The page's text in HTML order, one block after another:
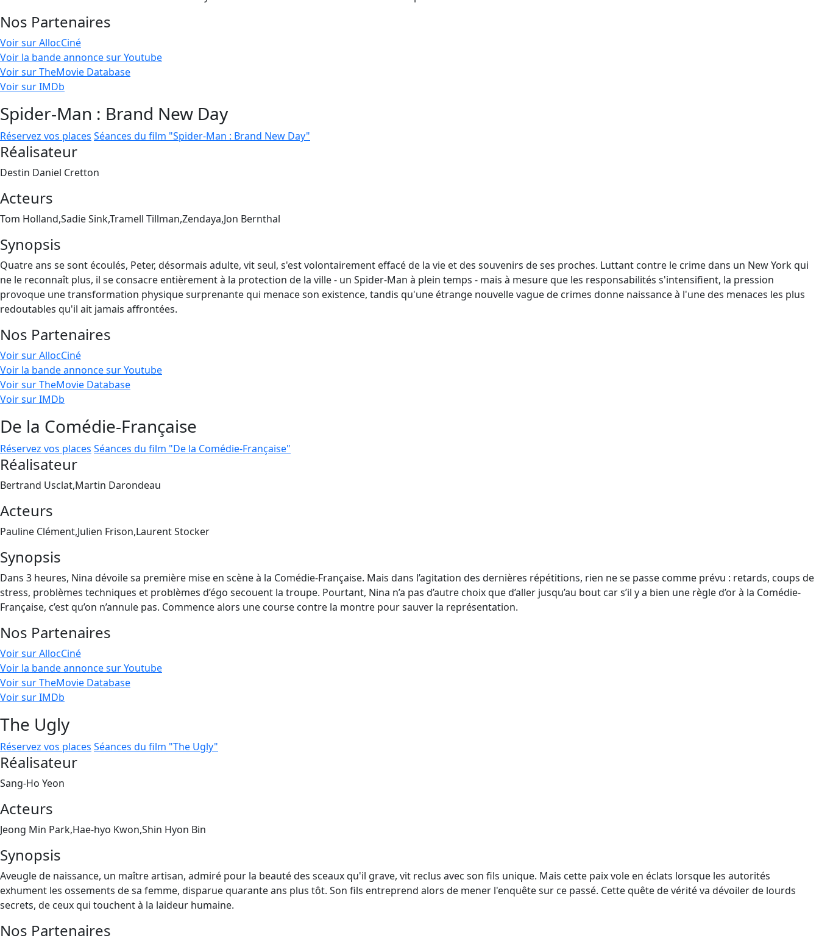
Nos Partenaires
Voir sur AllocCiné
Voir la bande annonce sur Youtube
Voir sur TheMovie Database
Voir sur IMDb
Spider-Man : Brand New Day
Réservez vos places Séances du film "Spider-Man : Brand New Day"
Réalisateur
Destin Daniel Cretton
Acteurs
Tom Holland,Sadie Sink,Tramell Tillman,Zendaya,Jon Bernthal
Synopsis
Quatre ans se sont écoulés, Peter, désormais adulte, vit seul, s'est volontairement effacé de la vie et des souvenirs de ses proches. Luttant contre le crime dans un New York qui
ne le reconnaît plus, il se consacre entièrement à la protection de la ville - un Spider-Man à plein temps - mais à mesure que les responsabilités s'intensifient, la pression
provoque une transformation physique surprenante qui menace son existence, tandis qu'une étrange nouvelle vague de crimes donne naissance à l'une des menaces les plus
redoutables qu'il ait jamais affrontées.
Nos Partenaires
Voir sur AllocCiné
Voir la bande annonce sur Youtube
Voir sur TheMovie Database
Voir sur IMDb
De la Comédie-Française
Réservez vos places Séances du film "De la Comédie-Française"
Réalisateur
Bertrand Usclat,Martin Darondeau
Acteurs
Pauline Clément,Julien Frison,Laurent Stocker
Synopsis
Dans 3 heures, Nina dévoile sa première mise en scène à la Comédie-Française. Mais dans l’agitation des dernières répétitions, rien ne se passe comme prévu : retards, coups de
stress, problèmes techniques et problèmes d’égo secouent la troupe. Pourtant, Nina n’a pas d’autre choix que d’aller jusqu’au bout car s’il y a bien une règle d’or à la Comédie-
Française, c’est qu’on n’annule pas. Commence alors une course contre la montre pour sauver la représentation.
Nos Partenaires
Voir sur AllocCiné
Voir la bande annonce sur Youtube
Voir sur TheMovie Database
Voir sur IMDb
The Ugly
Réservez vos places Séances du film "The Ugly"
Réalisateur
Sang-Ho Yeon
Acteurs
Jeong Min Park,Hae-hyo Kwon,Shin Hyon Bin
Synopsis
Aveugle de naissance, un maître artisan, admiré pour la beauté des sceaux qu'il grave, vit reclus avec son fils unique. Mais cette paix vole en éclats lorsque les autorités
exhument les ossements de sa femme, disparue quarante ans plus tôt. Son fils entreprend alors de mener l'enquête sur ce passé. Cette quête de vérité va dévoiler de lourds
secrets, de ceux qui touchent à la laideur humaine.
Nos Partenaires